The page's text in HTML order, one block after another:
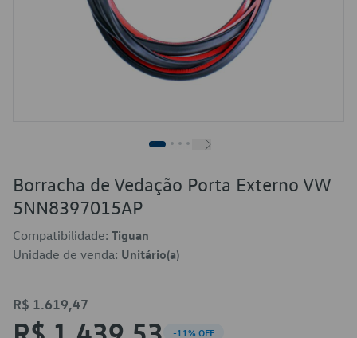
Borracha de Vedação Porta Externo VW
5NN8397015AP
Compatibilidade: Tiguan
Unidade de venda: Unitário(a)
R$ 1.619,47
-11% OFF